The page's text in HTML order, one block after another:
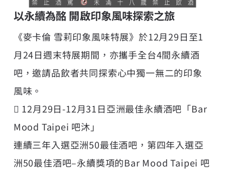
以永續為酩 開啟印象風味探索之旅
《麥卡倫 雪莉印象風味特展》於12月29日至1
月24日週末特展期間，亦攜手全台4間永續酒
吧，邀請品飲者共同探索心中獨一無二的印象
風味。
 12月29日-12月31日亞洲最佳永續酒吧「Bar
Mood Taipei 吧沐」
連續三年入選亞洲50最佳酒吧，第四年入選亞
洲50最佳酒吧–永續獎項的Bar Mood Taipei 吧